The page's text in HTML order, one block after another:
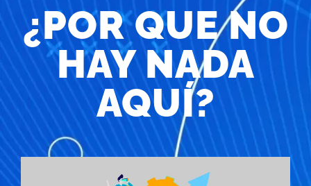
¿POR QUE NO
HAY NADA
AQUÍ?